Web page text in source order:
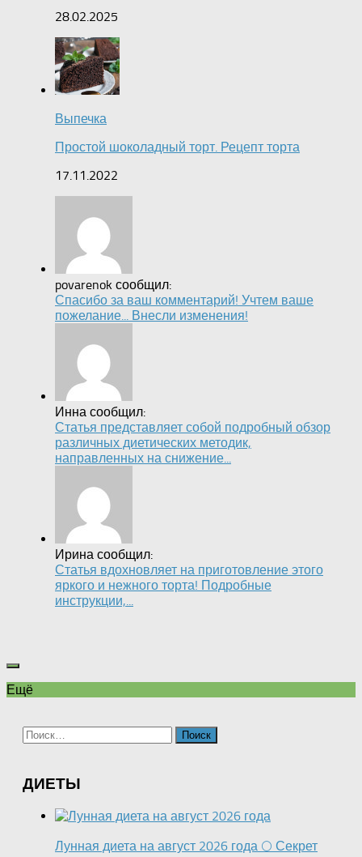
28.02.2025
Выпечка
Простой шоколадный торт. Рецепт торта
17.11.2022
povarenok сообщил:
Спасибо за ваш комментарий! Учтем ваше
пожелание... Внесли изменения!
Инна сообщил:
Статья представляет собой подробный обзор
различных диетических методик,
направленных на снижение...
Ирина сообщил:
Статья вдохновляет на приготовление этого
яркого и нежного торта! Подробные
инструкции,...
Ещё
Найти:
ДИЕТЫ
Лунная диета на август 2026 года 🌕 Секрет